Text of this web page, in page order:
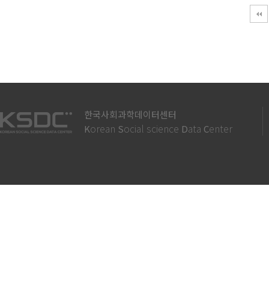
한국사회과학데이터센터
Korean Social science Data Center